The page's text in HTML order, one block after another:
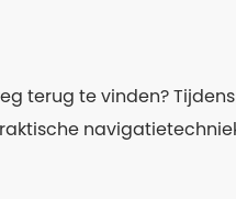
terug te vinden?